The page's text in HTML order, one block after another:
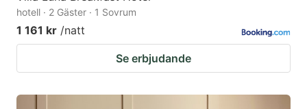
hotell · 2 Gäster · 1 Sovrum
1 161 kr /natt
Se erbjudande